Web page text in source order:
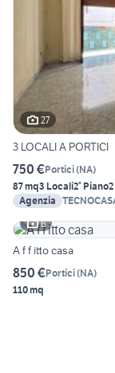
27
3 LOCALI A PORTICI
750 €Portici(NA)
87 mq3 Locali2° Piano
Agenzia
6
A f f itto casa
850 €Portici(NA)
110 mq